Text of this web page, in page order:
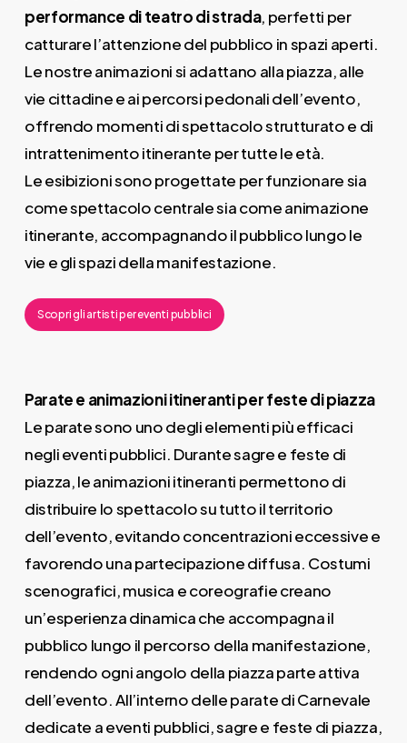
performance di teatro di strada, perfetti per
catturare l’attenzione del pubblico in spazi aperti.
Le nostre animazioni si adattano alla piazza, alle
vie cittadine e ai percorsi pedonali dell’evento,
offrendo momenti di spettacolo strutturato e di
intrattenimento itinerante per tutte le età.
Le esibizioni sono progettate per funzionare sia
come spettacolo centrale sia come animazione
itinerante, accompagnando il pubblico lungo le
vie e gli spazi della manifestazione.
Scopri gli artisti per eventi pubblici
Parate e animazioni itineranti per feste di piazza
Le parate sono uno degli elementi più efficaci
negli eventi pubblici. Durante sagre e feste di
piazza, le animazioni itineranti permettono di
distribuire lo spettacolo su tutto il territorio
dell’evento, evitando concentrazioni eccessive e
favorendo una partecipazione diffusa. Costumi
scenografici, musica e coreografie creano
un’esperienza dinamica che accompagna il
pubblico lungo il percorso della manifestazione,
rendendo ogni angolo della piazza parte attiva
dell’evento. All’interno delle parate di Carnevale
dedicate a eventi pubblici, sagre e feste di piazza,